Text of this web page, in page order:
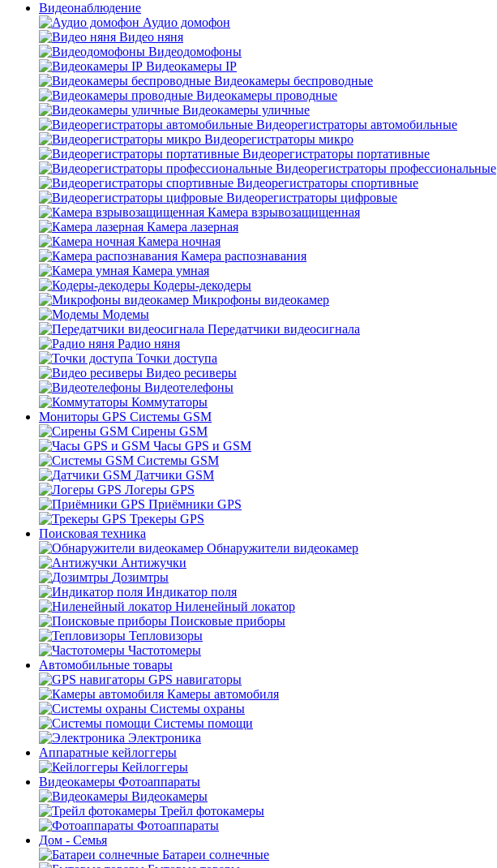
Видеонаблюдение
Аудио домофон
Видео няня
Видеодомофоны
Видеокамеры IP
Видеокамеры беспроводные
Видеокамеры проводные
Видеокамеры уличные
Видеорегистраторы автомобильные
Видеорегистраторы микро
Видеорегистраторы портативные
Видеорегистраторы профессиональные
Видеорегистраторы спортивные
Видеорегистраторы цифровые
Камера взрывозащищенная
Камера лазерная
Камера ночная
Камера распознавания
Камера умная
Кодеры-декодеры
Микрофоны видеокамер
Модемы
Передатчики видеосигнала
Радио няня
Точки доступа
Видео ресиверы
Видеотелефоны
Коммутаторы
Мониторы GPS Системы GSM
Сирены GSM
Часы GPS и GSM
Системы GSM
Датчики GSM
Логеры GPS
Приёмники GPS
Трекеры GPS
Поисковая техника
Обнаружители видеокамер
Антижучки
Дозимтры
Индикатор поля
Ниленейный локатор
Поисковые приборы
Тепловизоры
Частотомеры
Автомобильные товары
GPS навигаторы
Камеры автомобиля
Системы охраны
Системы помощи
Электроника
Аппаратные кейлоггеры
Кейлоггеры
Видеокамеры Фотоаппараты
Видеокамеры
Трейл фотокамеры
Фотоаппараты
Дом - Семья
Батареи солнечные